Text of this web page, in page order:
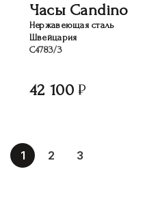
Часы Candino
Нержавеющая сталь
Швейцария
C4783/3
42 100
1 2 3